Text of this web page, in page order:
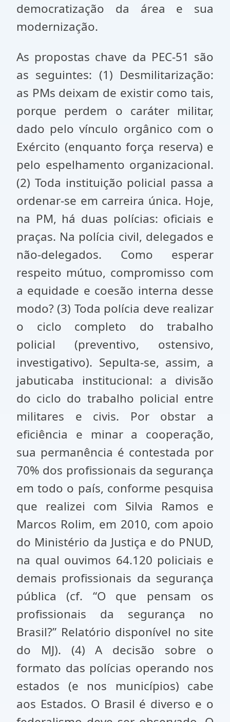
democratização da área e sua
modernização.
As propostas chave da PEC-51 são
as seguintes: (1) Desmilitarização:
as PMs deixam de existir como tais,
porque perdem o caráter militar,
dado pelo vínculo orgânico com o
Exército (enquanto força reserva) e
pelo espelhamento organizacional.
(2) Toda instituição policial passa a
ordenar-se em carreira única. Hoje,
na PM, há duas polícias: oficiais e
praças. Na polícia civil, delegados e
não-delegados. Como esperar
respeito mútuo, compromisso com
a equidade e coesão interna desse
modo? (3) Toda polícia deve realizar
o ciclo completo do trabalho
policial (preventivo, ostensivo,
investigativo). Sepulta-se, assim, a
jabuticaba institucional: a divisão
do ciclo do trabalho policial entre
militares e civis. Por obstar a
eficiência e minar a cooperação,
sua permanência é contestada por
70% dos profissionais da segurança
em todo o país, conforme pesquisa
que realizei com Silvia Ramos e
Marcos Rolim, em 2010, com apoio
do Ministério da Justiça e do PNUD,
na qual ouvimos 64.120 policiais e
demais profissionais da segurança
pública (cf. “O que pensam os
profissionais da segurança no
Brasil?” Relatório disponível no site
do MJ). (4) A decisão sobre o
formato das polícias operando nos
estados (e nos municípios) cabe
aos Estados. O Brasil é diverso e o